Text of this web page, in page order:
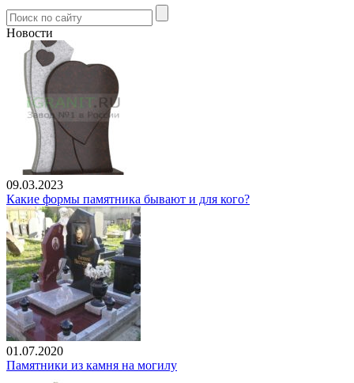
Новости
09.03.2023
Какие формы памятника бывают и для кого?
01.07.2020
Памятники из камня на могилу